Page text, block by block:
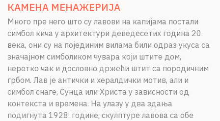
КАМЕНА МЕНАЖЕРИЈА
Много пре него што су лавови на капијама постали
симбол кича у архитектури деведесетих година 20.
века, они су на појединим вилама били одраз укуса са
значајном симболиком чувара који штите дом,
неретко чак и дословно држећи штит са породичним
грбом. Лав је антички и хералдички мотив, али и
симбол снаге, Сунца или Христа у зависности од
контекста и времена. На улазу у два здања
подигнута 1928. године, скулптуре лавова са обе